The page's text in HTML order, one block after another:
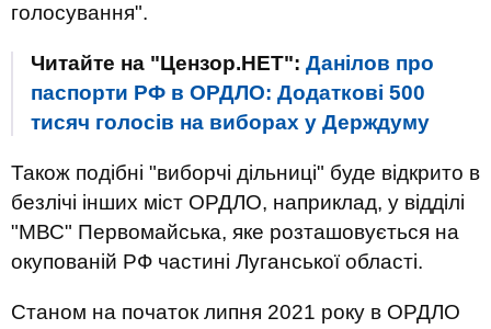
голосування".
Читайте на "Цензор.НЕТ": Данілов про
паспорти РФ в ОРДЛО: Додаткові 500
тисяч голосів на виборах у Держдуму
Також подібні "виборчі дільниці" буде відкрито в
безлічі інших міст ОРДЛО, наприклад, у відділі
"МВС" Первомайська, яке розташовується на
окупованій РФ частині Луганської області.
Станом на початок липня 2021 року в ОРДЛО